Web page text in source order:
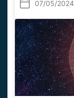
07/05/2024